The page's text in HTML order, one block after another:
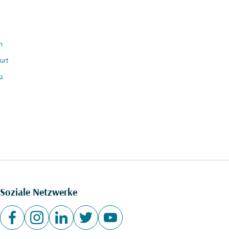
Soziale Netzwerke